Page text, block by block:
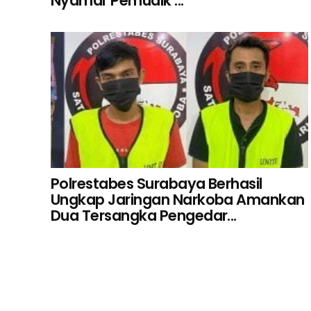
Polrestabes Surabaya Berhasil
Ungkap Jaringan Narkoba Amankan
Dua Tersangka Pengedar...